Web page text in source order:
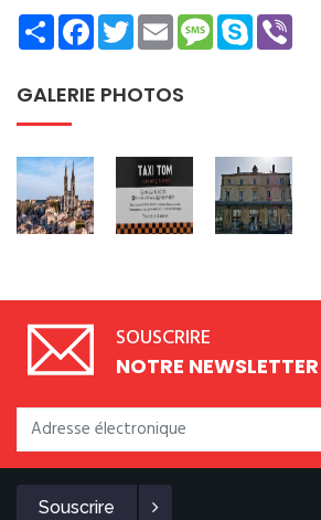
ShareFacebookTwitterEmailMessage
Skype
GALERIE PHOTOS
SOUSCRIRE
NOTRE NEWSLETTER
Souscrire